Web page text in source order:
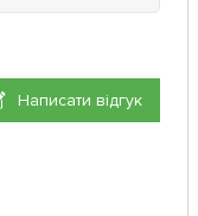
Написати відгук